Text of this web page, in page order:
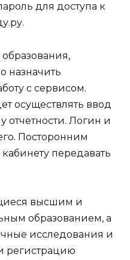
для доступа к
назначить
с сервисом.
осуществлять ввод
отчетности. Логин и
Посторонним
передавать
высшим и
образованием, а
исследования и
регистрацию